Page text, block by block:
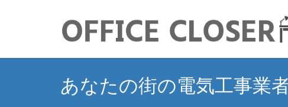
あなたの街の電気工事業者